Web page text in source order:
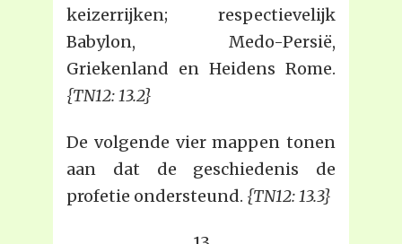
keizerrijken; respectievelijk
Babylon, Medo-Persië,
Griekenland en Heidens Rome.
{TN12: 13.2}
De volgende vier mappen tonen
aan dat de geschiedenis de
profetie ondersteund. {TN12: 13.3}